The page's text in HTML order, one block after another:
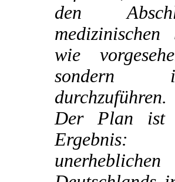
den
wie
sondern
durchzuführen.
Der Plan ist